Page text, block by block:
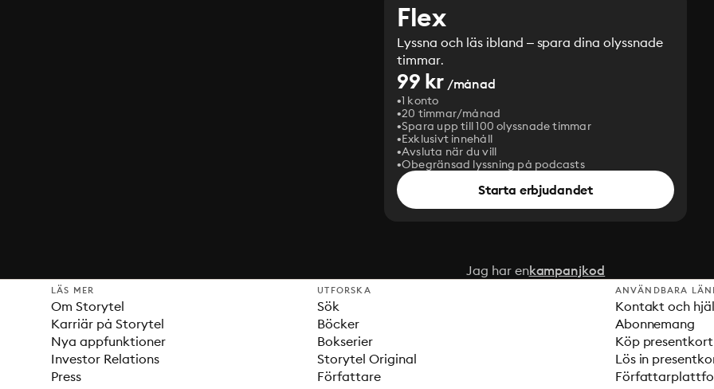
Flex
Lyssna och läs ibland – spara dina olyssnade
timmar.
99 kr/månad
1 konto
20 timmar/månad
Spara upp till 100 olyssnade timmar
Exklusivt innehåll
Avsluta när du vill
Obegränsad lyssning på podcasts
Starta erbjudandet
Jag har enkampanjkod
LÄS MER
Om Storytel
Karriär på Storytel
Nya appfunktioner
Investor Relations
Press
UTFORSKA
Sök
Böcker
Bokserier
Storytel Original
Författare
ANVÄNDBARA
Kontakt och
Abonnemang
Köp presentkort
Lös in